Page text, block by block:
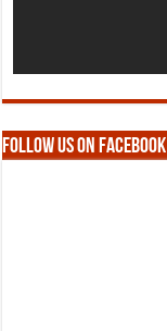
Follow us on Facebook